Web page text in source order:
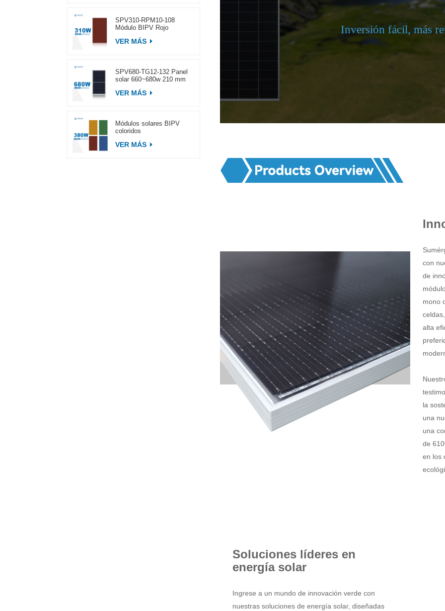
SPV310-RPM10-108
Módulo BIPV Rojo
VER MÁS
SPV680-TG12-132 Panel
solar 660~680w 210 mm
VER MÁS
Módulos solares BIPV
coloridos
VER MÁS
Inversión fácil, más
con
de
mono
alta
la
una
una
de
en los
Soluciones líderes en
energía solar
Ingrese a un mundo de innovación verde con
nuestras soluciones de energía solar, diseñadas